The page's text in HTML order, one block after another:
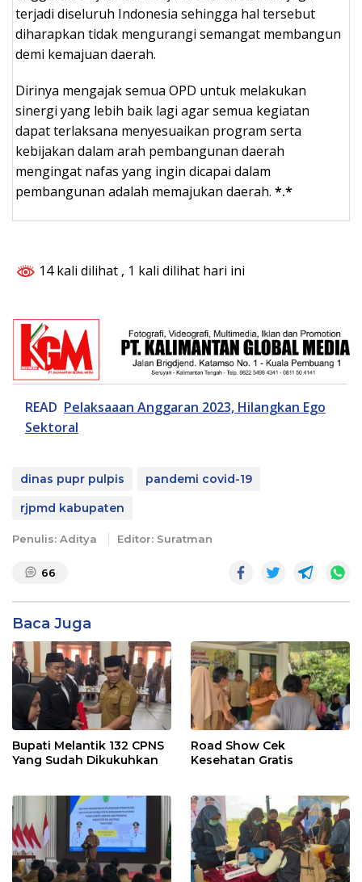
terjadi diseluruh Indonesia sehingga hal tersebut
diharapkan tidak mengurangi semangat membangun
demi kemajuan daerah.
Dirinya mengajak semua OPD untuk melakukan
sinergi yang lebih baik lagi agar semua kegiatan
dapat terlaksana menyesuaikan program serta
kebijakan dalam arah pembangunan daerah
mengingat nafas yang ingin dicapai dalam
pembangunan adalah memajukan daerah. *.*
14 kali dilihat , 1 kali dilihat hari ini
READ Pelaksaaan Anggaran 2023, Hilangkan Ego
Sektoral
dinas pupr pulpis
pandemi covid-19
rjpmd kabupaten
Penulis: Aditya Editor: Suratman
66
Baca Juga
Bupati Melantik 132 CPNS
Yang Sudah Dikukuhkan
Road Show Cek
Kesehatan Gratis